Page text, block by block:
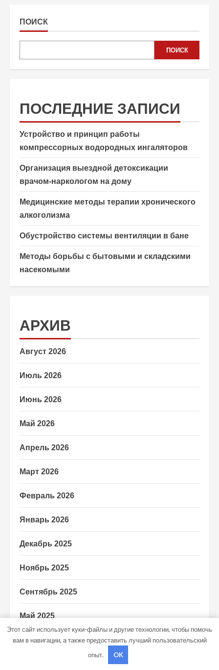
ПОИСК
ПОИСК
ПОСЛЕДНИЕ ЗАПИСИ
Устройство и принцип работы
компрессорных водородных ингаляторов
Организация выездной детоксикации
врачом-наркологом на дому
Медицинские методы терапии хронического
алкоголизма
Обустройство системы вентиляции в бане
Методы борьбы с бытовыми и складскими
насекомыми
АРХИВ
Август 2026
Июль 2026
Июнь 2026
Май 2026
Апрель 2026
Март 2026
Февраль 2026
Январь 2026
Декабрь 2025
Ноябрь 2025
Сентябрь 2025
Май 2025
Октябрь 2024
Этот сайт использует куки-файлы и другие технологии, чтобы помочь
вам в навигации, а также предоставить лучший пользовательский
опыт.
OK